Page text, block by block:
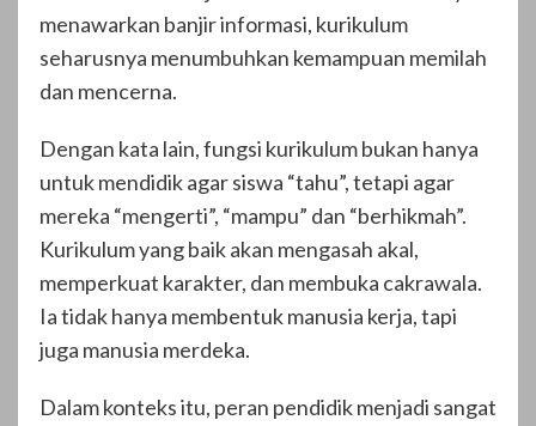
menawarkan banjir informasi, kurikulum
seharusnya menumbuhkan kemampuan memilah
dan mencerna.
Dengan kata lain, fungsi kurikulum bukan hanya
untuk mendidik agar siswa “tahu”, tetapi agar
mereka “mengerti”, “mampu” dan “berhikmah”.
Kurikulum yang baik akan mengasah akal,
memperkuat karakter, dan membuka cakrawala.
Ia tidak hanya membentuk manusia kerja, tapi
juga manusia merdeka.
Dalam konteks itu, peran pendidik menjadi sangat